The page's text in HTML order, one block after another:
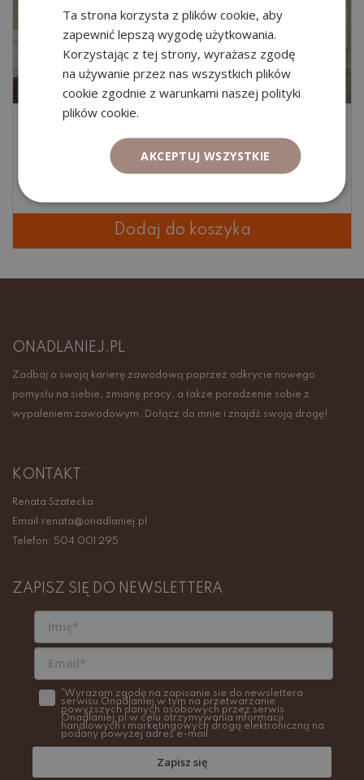
Symulacja rozmowy rekrutacyjnej
Dodaj do koszyka
ONADLANIEJ.PL
Zadbaj o swoją karierę zawodową poprzez odkrycie nowego
pomysłu na siebie, zmianę pracy, a także poradzenie sobie z
wypaleniem zawodowym. Dołącz do mnie i znajdź swoją drogę!
KONTAKT
Renata Szatecka
Email:renata@onadlaniej.pl
Telefon: 504 001 295
ZAPISZ SIĘ DO NEWSLETTERA
*Wyrażam zgodę na zapisanie sie do newslettera
serwisu Onadlaniej w tym na przetwarzanie
powyższych danych osobowych przez serwis
Onadlaniej.pl w celu otrzymywania informacji
handlowych i marketingowych drogą elektroniczną na
podany powyżej adres e-mail
Zapisz się
Ta strona korzysta z plików cookie, aby
zapewnić lepszą wygodę użytkowania.
Korzystając z tej strony, wyrażasz zgodę
na używanie przez nas wszystkich plików
cookie zgodnie z warunkami naszej polityki
plików cookie.
AKCEPTUJ WSZYSTKIE